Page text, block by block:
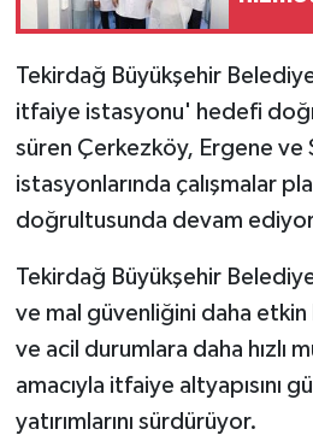
Tekirdağ Büyükşehir
itfaiye istasyonu' hedefi
süren Çerkezköy, Ergene ve
istasyonlarında çalışmalar
doğrultusunda devam
Tekirdağ Büyükşehir
ve mal güvenliğini daha
ve acil durumlara daha hızlı
amacıyla itfaiye altyapısını
yatırımlarını sürdürüyor.
HABERDE İNSAN
İNSAN
İş Dünyası
Jandarma
Kadın
KÜLTÜR SANAT